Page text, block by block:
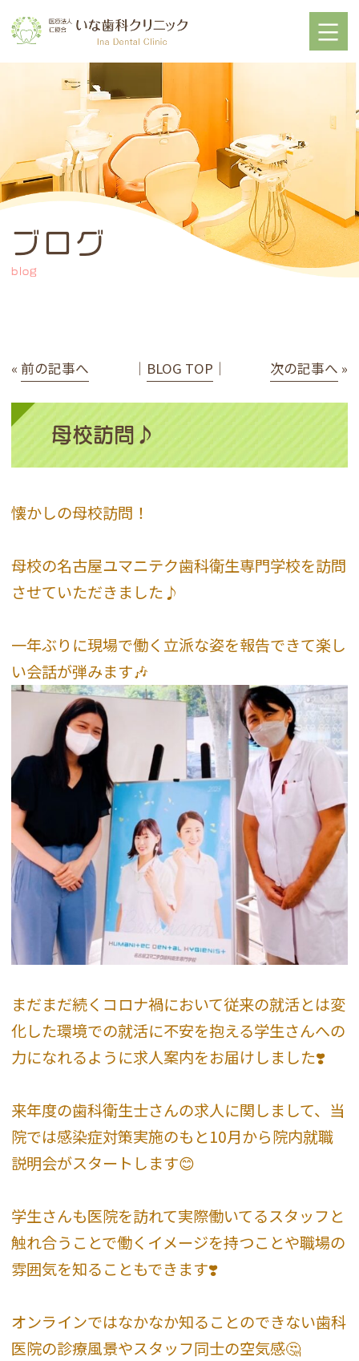
ブログ
blog
« 前の記事へ │ BLOG TOP │ 次の記事へ »
母校訪問♪
懐かしの母校訪問！
母校の名古屋ユマニテク歯科衛生専門学校を訪問
させていただきました♪
一年ぶりに現場で働く立派な姿を報告できて楽し
い会話が弾みます🎶
まだまだ続くコロナ禍において従来の就活とは変
化した環境での就活に不安を抱える学生さんへの
力になれるように求人案内をお届けしました❣️
来年度の歯科衛生士さんの求人に関しまして、当
院では感染症対策実施のもと10月から院内就職
説明会がスタートします😊
学生さんも医院を訪れて実際働いてるスタッフと
触れ合うことで働くイメージを持つことや職場の
雰囲気を知ることもできます❣️
オンラインではなかなか知ることのできない歯科
医院の診療風景やスタッフ同士の空気感🤔